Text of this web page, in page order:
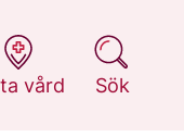
vård
1177.se
Sök
på 1177.se